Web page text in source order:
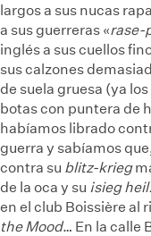
largos a sus nucas
a sus guerreras «rase-
inglés a sus cuellos
sus calzones
de suela gruesa (ya
botas con puntera de
habíamos librado
guerra y sabíamos
contra su blitz-krieg
de la oca y su ¡sieg
en el club Boissière al
the Mood… En la calle